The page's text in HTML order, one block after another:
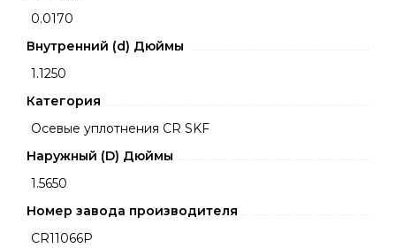
0.0170
Внутренний (d) Дюймы
1.1250
Категория
Осевые уплотнения CR SKF
Наружный (D) Дюймы
1.5650
Номер завода производителя
CR11066P